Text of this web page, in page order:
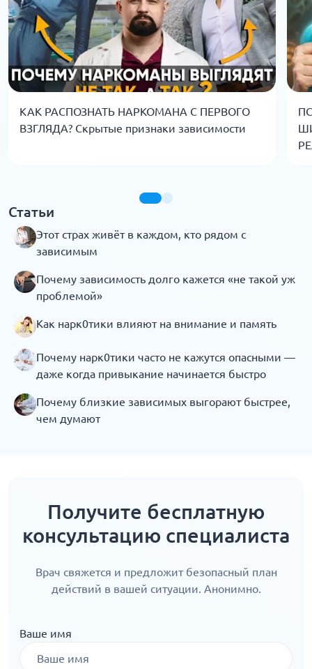
КАК РАСПОЗНАТЬ НАРКОМАНА С ПЕРВОГО
ВЗГЛЯДА? Скрытые признаки зависимости
Статьи
Этот страх живёт в каждом, кто рядом с
зависимым
Почему зависимость долго кажется «не такой уж
проблемой»
Как нарк0тики влияют на внимание и память
Почему нарк0тики часто не кажутся опасными —
даже когда привыкание начинается быстро
Почему близкие зависимых выгорают быстрее,
чем думают
Получите бесплатную
консультацию специалиста
Врач свяжется и предложит безопасный план
действий в вашей ситуации. Анонимно.
Ваше имя